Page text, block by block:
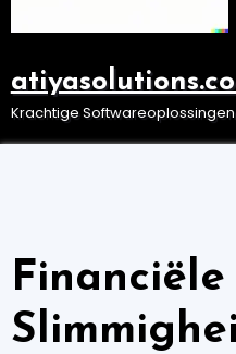
Krachtige
Financiële